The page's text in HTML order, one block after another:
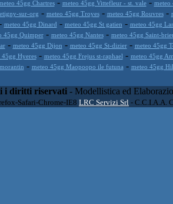
45gg Chartres- meteo 45gg Vittefleur - st. vale- meteo
sur-org - meteo 45gg Troyes- meteo 45gg Rouvres-
meteo 45gg Dinard - meteo 45gg St gatien - meteo 45gg
45gg Quimper- meteo 45gg Nantes- meteo 45gg Saint-
- meteo 45gg Dijon - meteo 45gg St-dizier- meteo 45gg
45gg Hyeres- meteo 45gg Frejus st-raphael - meteo 45gg
- meteo 45gg Maopoopo ile futuna - meteo 45gg
i diritti riservati - Modellistica ed
Safari-Chrome-IE8 LRC Servizi Srl - C.C.I.A.A.